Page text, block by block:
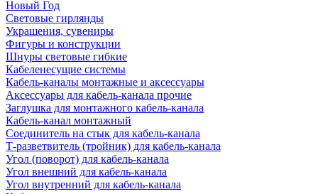
Новый Год
Световые гирлянды
Украшения, сувениры
Фигуры и конструкции
Шнуры световые гибкие
Кабеленесущие системы
Кабель-каналы монтажные и аксессуары
Аксессуары для кабель-канала прочие
Заглушка для монтажного кабель-канала
Кабель-канал монтажный
Соединитель на стык для кабель-канала
Т-разветвитель (тройник) для кабель-канала
Угол (поворот) для кабель-канала
Угол внешний для кабель-канала
Угол внутренний для кабель-канала